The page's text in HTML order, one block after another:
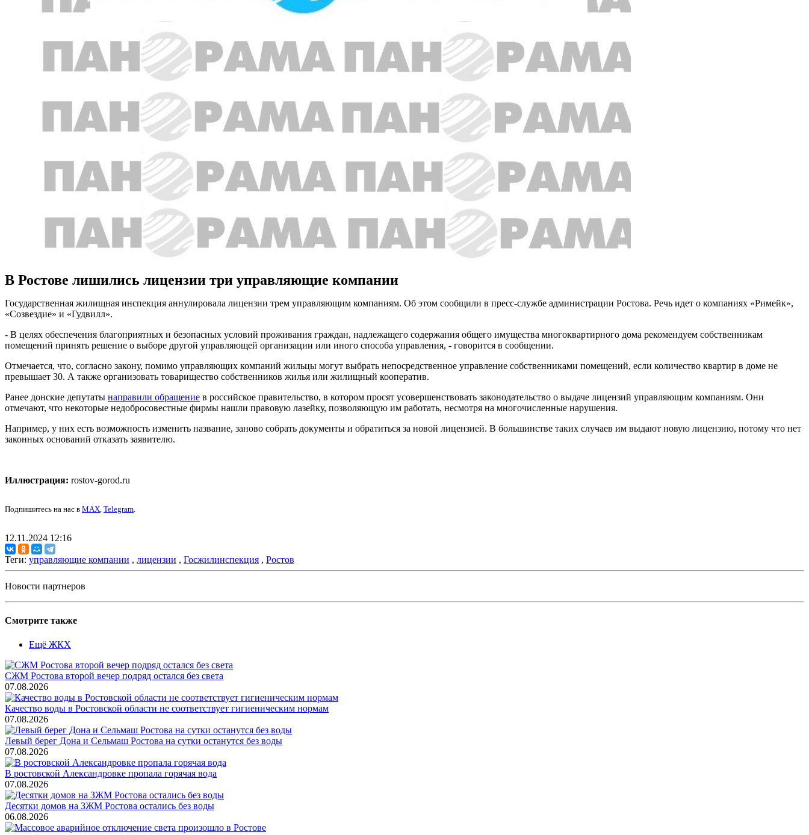
В Ростове лишились лицензии три управляющие компании
Государственная жилищная инспекция аннулировала лицензии трем управляющим компаниям. Об этом сообщили в пресс-службе администрации Ростова. Речь идет о компаниях «Римейк»,
«Созвездие» и «Гудвилл».
- В целях обеспечения благоприятных и безопасных условий проживания граждан, надлежащего содержания общего имущества многоквартирного дома рекомендуем собственникам
помещений принять решение о выборе другой управляющей организации или иного способа управления, - говорится в сообщении.
Отмечается, что, согласно закону, помимо управляющих компаний жильцы могут выбрать непосредственное управление собственниками помещений, если количество квартир в доме не
превышает 30. А также организовать товарищество собственников жилья или жилищный кооператив.
Ранее донские депутаты направили обращение в российское правительство, в котором просят усовершенствовать законодательство о выдаче лицензий управляющим компаниям. Они
отмечают, что некоторые недобросовестные фирмы нашли правовую лазейку, позволяющую им работать, несмотря на многочисленные нарушения.
Например, у них есть возможность изменить название, заново собрать документы и обратиться за новой лицензией. В большинстве таких случаев им выдают новую лицензию, потому что нет
законных оснований отказать заявителю.
Иллюстрация: rostov-gorod.ru
Подпишитесь на нас в MAX, Telegram.
12.11.2024 12:16
Теги: управляющие компании , лицензии , Госжилинспекция , Ростов
Новости партнеров
Смотрите также
Ещё ЖКХ
СЖМ Ростова второй вечер подряд остался без света
07.08.2026
Качество воды в Ростовской области не соответствует гигиеническим нормам
07.08.2026
Левый берег Дона и Сельмаш Ростова на сутки останутся без воды
07.08.2026
В ростовской Александровке пропала горячая вода
07.08.2026
Десятки домов на ЗЖМ Ростова остались без воды
06.08.2026